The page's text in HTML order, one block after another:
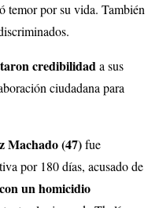
temor por su vida. También
credibilidada sus
ciudadana para
Machado (47)fue
por 180 días, acusado de
un homicidio